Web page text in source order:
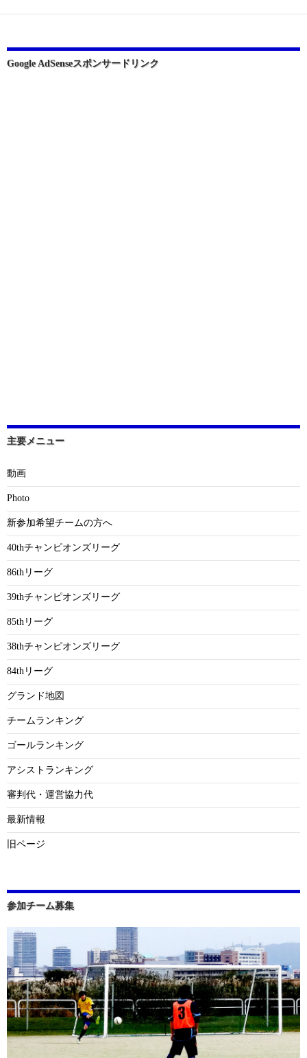
ー
ョ
Google AdSenseスポンサードリンク
主要メニュー
動画
Photo
新参加希望チームの方へ
40thチャンピオンズリーグ
86thリーグ
39thチャンピオンズリーグ
85thリーグ
38thチャンピオンズリーグ
84thリーグ
グランド地図
チームランキング
ゴールランキング
アシストランキング
審判代・運営協力代
最新情報
旧ページ
参加チーム募集